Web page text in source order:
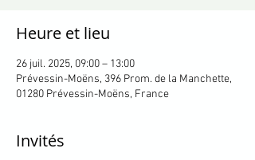
Heure et lieu
26 juil. 2025, 09:00 – 13:00
Prévessin-Moëns, 396 Prom. de la Manchette,
01280 Prévessin-Moëns, France
Invités